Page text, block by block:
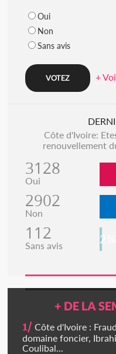
Oui
Non
Sans avis
+
Côte d'Ivoire:
renouvellement
3128
Oui
2902
Non
112
Sans avis 2%
+ DE LA
1/ Côte d'Ivoire :
domaine foncier,
Coulibal...